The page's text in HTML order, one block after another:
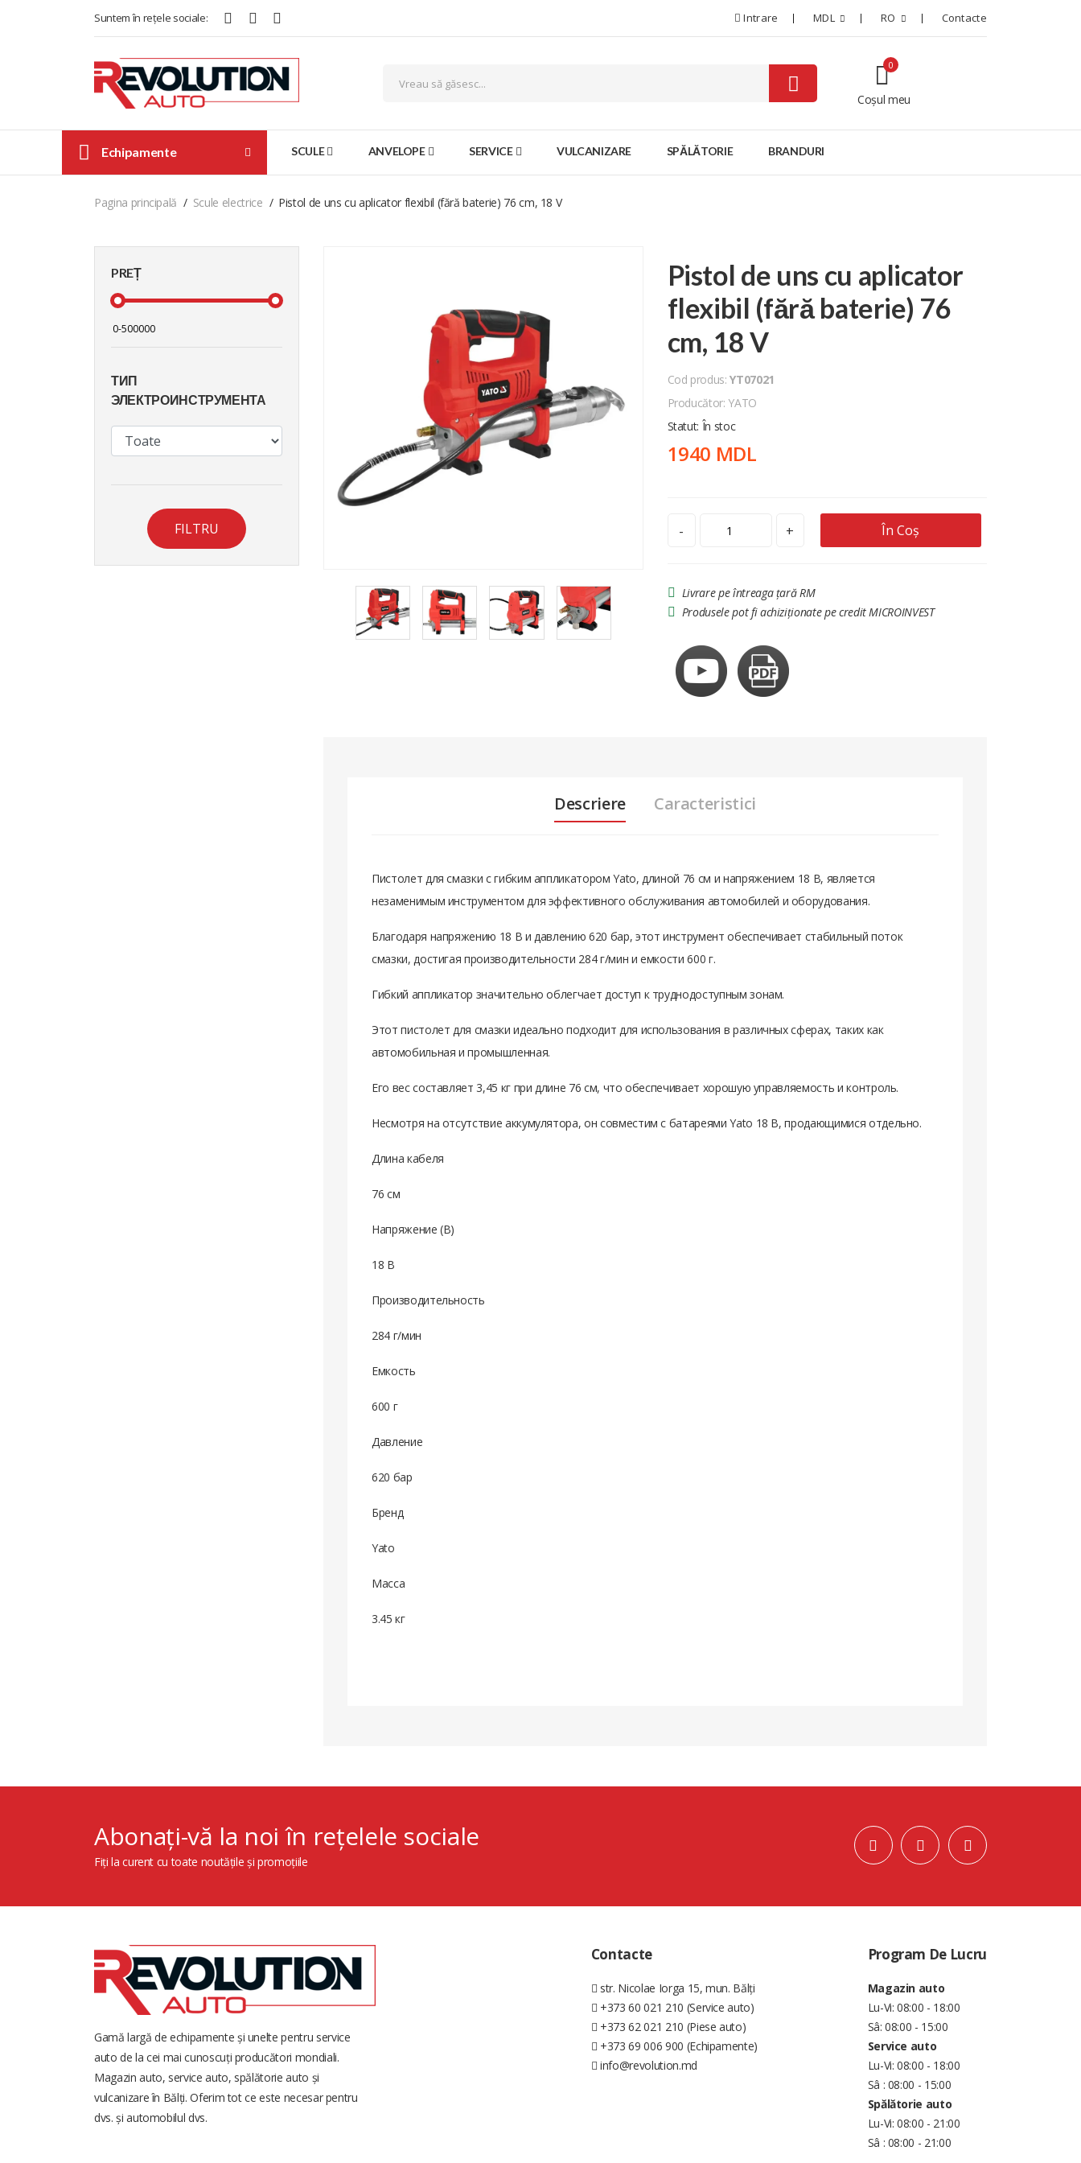
Suntem în rețele sociale: Intrare MDL RO Contacte
Coșul meu
0
Echipamente SCULE ANVELOPE SERVICE VULCANIZARE SPĂLĂTORIE BRANDURI
Pagina principală Scule electrice Pistol de uns cu aplicator flexibil (fără baterie) 76 cm, 18 V
PREȚ
ТИП
ЭЛЕКТРОИНСТРУМЕНТА
FILTRU
Pistol de uns cu aplicator
flexibil (fără baterie) 76
cm, 18 V
Cod produs:YT07021
Producător: YATO
Statut: În stoc
1940 MDL
- + În Coș
Livrare pe întreaga țară RM
Produsele pot fi achiziționate pe credit MICROINVEST
Descriere Caracteristici
Пистолет для смазки с гибким аппликатором Yato, длиной 76 см и напряжением 18 В, является
незаменимым инструментом для эффективного обслуживания автомобилей и оборудования.
Благодаря напряжению 18 В и давлению 620 бар, этот инструмент обеспечивает стабильный поток
смазки, достигая производительности 284 г/мин и емкости 600 г.
Гибкий аппликатор значительно облегчает доступ к труднодоступным зонам.
Этот пистолет для смазки идеально подходит для использования в различных сферах, таких как
автомобильная и промышленная.
Его вес составляет 3,45 кг при длине 76 см, что обеспечивает хорошую управляемость и контроль.
Несмотря на отсутствие аккумулятора, он совместим с батареями Yato 18 В, продающимися отдельно.
Длина кабеля
76 см
Напряжение (В)
18 В
Производительность
284 г/мин
Емкость
600 г
Давление
620 бар
Бренд
Yato
Масса
3.45 кг
Abonați-vă la noi în rețelele sociale
Fiți la curent cu toate noutățile și promoțiile
Gamă largă de echipamente și unelte pentru service
auto de la cei mai cunoscuți producători mondiali.
Magazin auto, service auto, spălătorie auto și
vulcanizare în Bălți. Oferim tot ce este necesar pentru
dvs. și automobilul dvs.
Contacte
str. Nicolae Iorga 15, mun. Bălți
+373 60 021 210 (Service auto)
+373 62 021 210 (Piese auto)
+373 69 006 900 (Echipamente)
info@revolution.md
Program De Lucru
Magazin auto
Lu-Vi: 08:00 - 18:00
Sâ: 08:00 - 15:00
Service auto
Lu-Vi: 08:00 - 18:00
Sâ : 08:00 - 15:00
Spălătorie auto
Lu-Vi: 08:00 - 21:00
Sâ : 08:00 - 21:00